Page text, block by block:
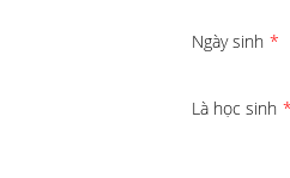
Ngày sinh *
Là học sinh *